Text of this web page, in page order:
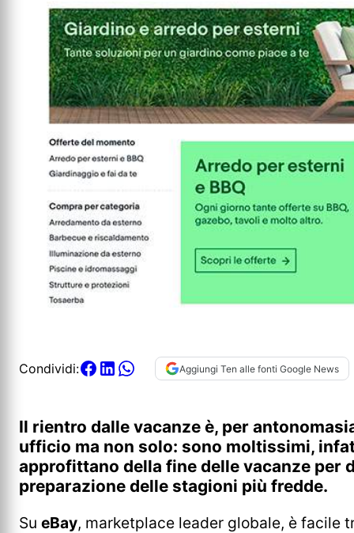
Condividi: Aggiungi Ten alle fonti Google News
Il rientro dalle vacanze è, per
ufficio ma non solo: sono moltissimi,
approfittano della fine delle vacanze per
preparazione delle stagioni più fredde.
Su eBay, marketplace leader globale, è facile